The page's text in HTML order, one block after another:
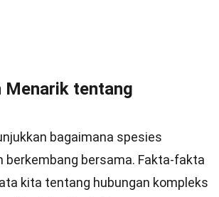
Menarik tentang
bagaimana spesies
berkembang bersama. Fakta-fakta
kita tentang hubungan kompleks